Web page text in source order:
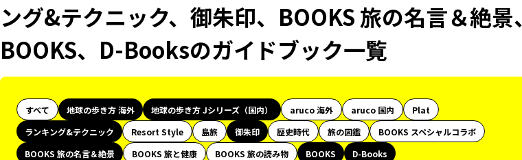
ング&テクニック、御朱印、BOOKS 旅の名言＆絶景、
BOOKS、D-Booksのガイドブック一覧
すべて 地球の歩き方 海外 地球の歩き方 Jシリーズ（国内） aruco 海外 aruco 国内
Plat
ランキング&テクニック
Resort Style 島旅 御朱印 歴史時代 旅の図鑑
BOOKS スペシャルコラボ
BOOKS 旅の名言＆絶景
BOOKS 旅と健康 BOOKS 旅の読み物 BOOKS
D-Books